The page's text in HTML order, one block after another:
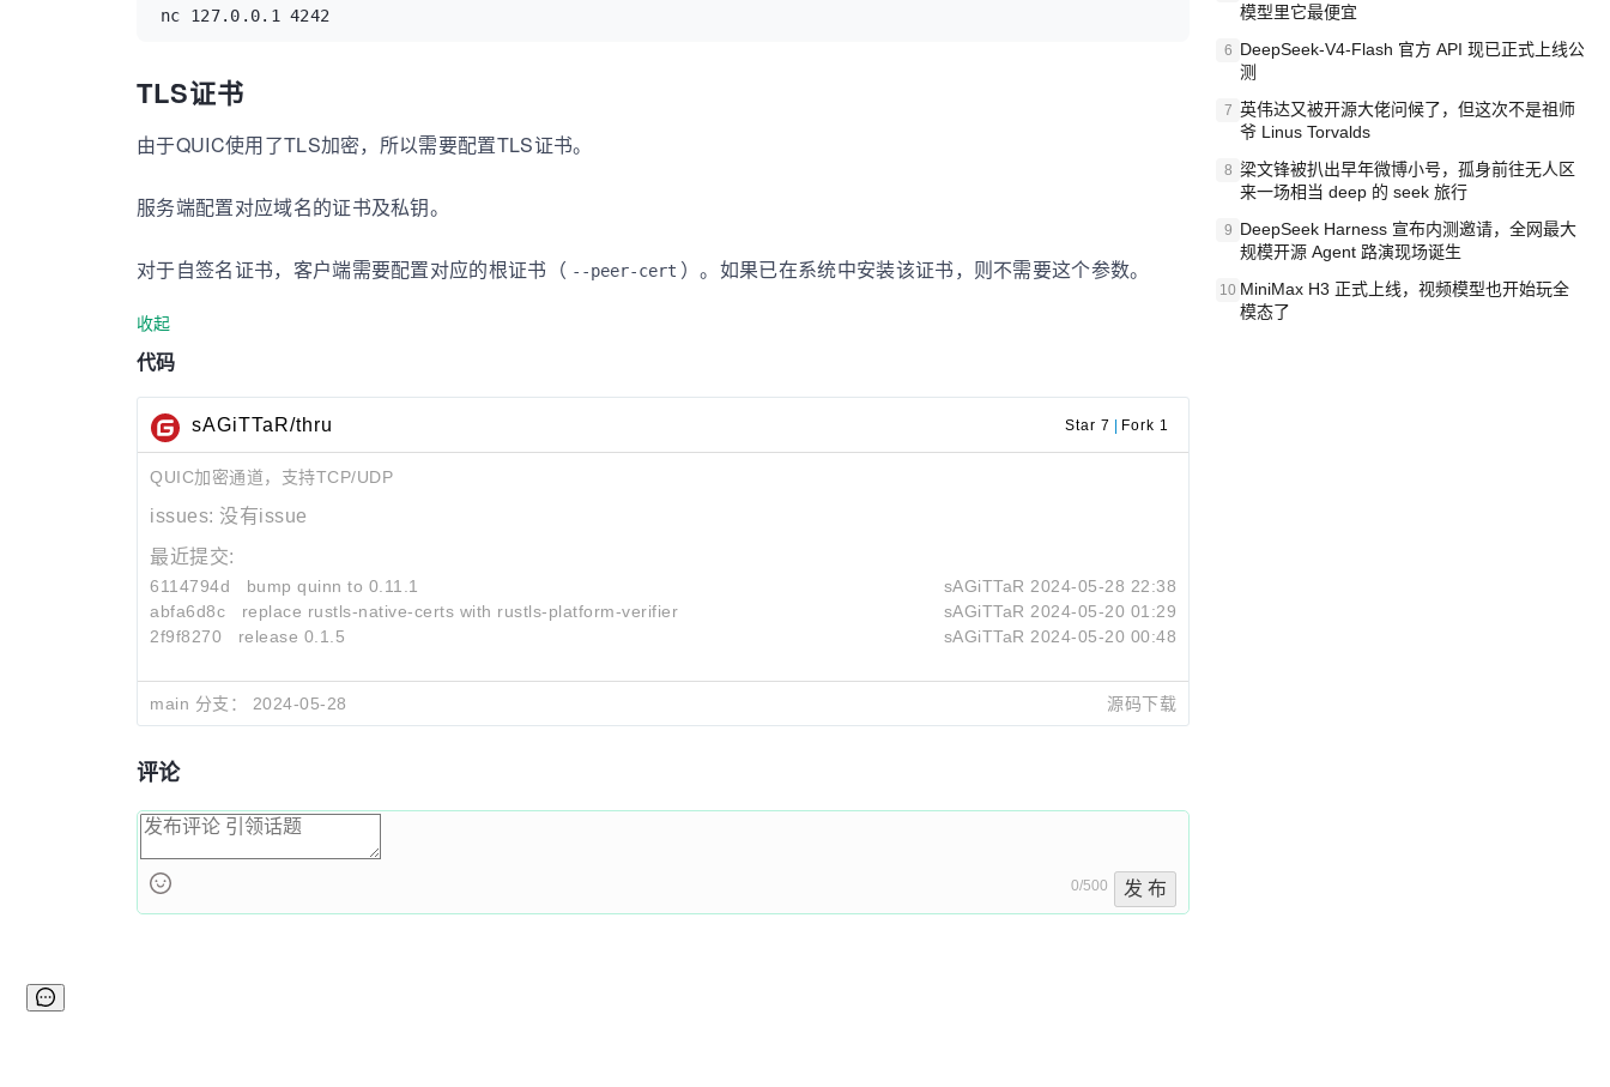
nc 127.0.0.1 4242
TLS证书
由于QUIC使用了TLS加密，所以需要配置TLS证书。
服务端配置对应域名的证书及私钥。
对于自签名证书，客户端需要配置对应的根证书（ --peer-cert ）。如果已在系统中安装该证书，则不需要这个参数。
收起
代码
sAGiTTaR/thru Star 7 Fork 1
QUIC加密通道，支持TCP/UDP
issues: 没有issue
最近提交:
6114794d bump quinn to 0.11.1 sAGiTTaR 2024-05-28 22:38
abfa6d8c
replace rustls-native-certs with rustls-platform-verifier sAGiTTaR 2024-05-20 01:29
2f9f8270
release 0.1.5 sAGiTTaR 2024-05-20 00:48
main 分支： 2024-05-28 源码下载
评论
0/500 发 布
模型里它最便宜
6 DeepSeek-V4-Flash 官方 API 现已正式上线公
测
7 英伟达又被开源大佬问候了，但这次不是祖师
爷 Linus Torvalds
8 梁文锋被扒出早年微博小号，孤身前往无人区
来一场相当 deep 的 seek 旅行
9 DeepSeek Harness 宣布内测邀请，全网最大
规模开源 Agent 路演现场诞生
10 MiniMax H3 正式上线，视频模型也开始玩全
模态了